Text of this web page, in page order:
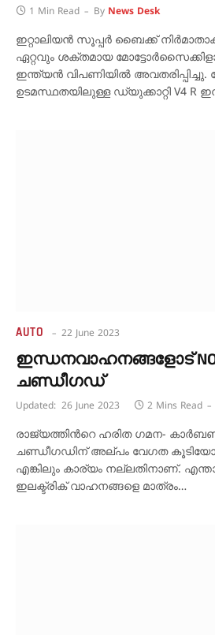
1 Min Read By News Desk
ഇറ്റാലിയൻ സൂപ്പർ ബൈക്ക്
ഏറ്റവും ശക്തമായ
ഇന്ത്യൻ വിപണിയിൽ
ഉടമസ്ഥതയിലുള്ള ഡ്യുക്കാറ്റി V4 R
AUTO 22 June 2023
ഇന്ധനവാഹനങ്ങളോട്
ചണ്ഡീഗഡ്
Updated: 26 June 2023 2 Mins Read
രാജ്യത്തിൻറെ ഹരിത ഗമന-
ചണ്ഡീഗഡിന് അല്പം വേഗത
എങ്കിലും കാര്യം നല്ലതിനാണ്.
ഇലക്ട്രിക് വാഹനങ്ങളെ മാത്രം…